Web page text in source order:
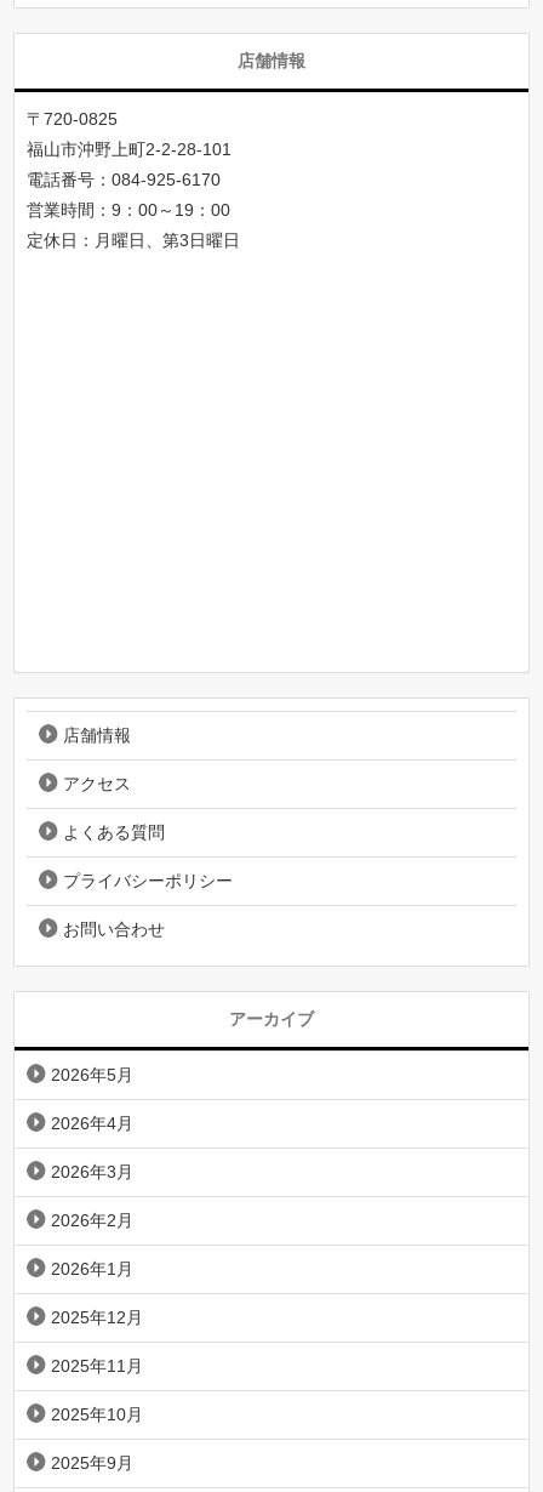
店舗情報
〒720-0825
福山市沖野上町2-2-28-101
電話番号：084-925-6170
営業時間：9：00～19：00
定休日：月曜日、第3日曜日
店舗情報
アクセス
よくある質問
プライバシーポリシー
お問い合わせ
アーカイブ
2026年5月
2026年4月
2026年3月
2026年2月
2026年1月
2025年12月
2025年11月
2025年10月
2025年9月